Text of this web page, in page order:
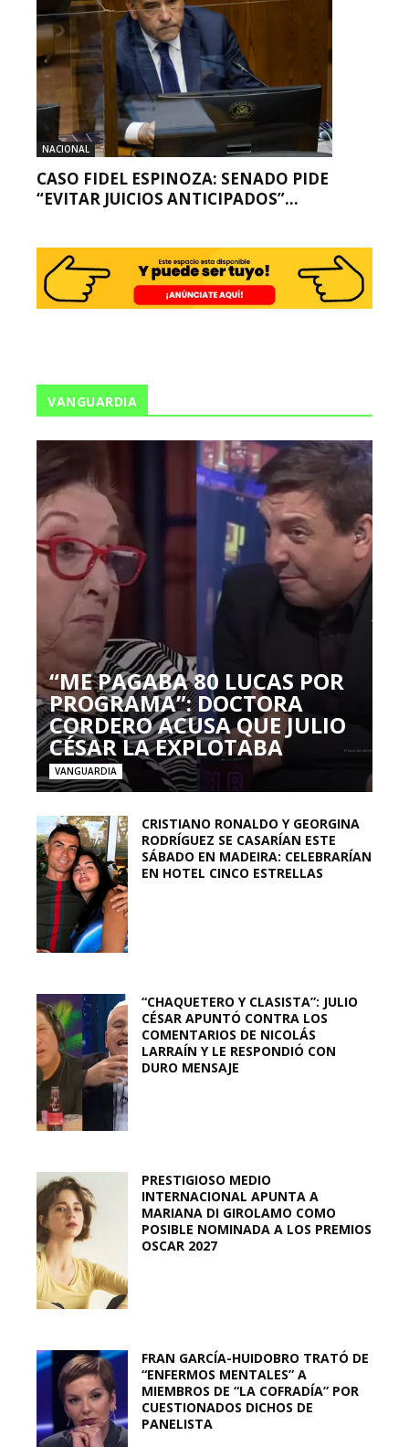
NACIONAL
CASO FIDEL ESPINOZA: SENADO PIDE
“EVITAR JUICIOS ANTICIPADOS”...
VANGUARDIA
“ME PAGABA 80 LUCAS POR
PROGRAMA”: DOCTORA
CORDERO ACUSA QUE JULIO
CÉSAR LA EXPLOTABA
VANGUARDIA
CRISTIANO RONALDO Y GEORGINA
RODRÍGUEZ SE CASARÍAN ESTE
SÁBADO EN MADEIRA: CELEBRARÍAN
EN HOTEL CINCO ESTRELLAS
“CHAQUETERO Y CLASISTA”: JULIO
CÉSAR APUNTÓ CONTRA LOS
COMENTARIOS DE NICOLÁS
LARRAÍN Y LE RESPONDIÓ CON
DURO MENSAJE
PRESTIGIOSO MEDIO
INTERNACIONAL APUNTA A
MARIANA DI GIROLAMO COMO
POSIBLE NOMINADA A LOS PREMIOS
OSCAR 2027
FRAN GARCÍA-HUIDOBRO TRATÓ DE
“ENFERMOS MENTALES” A
MIEMBROS DE “LA COFRADÍA” POR
CUESTIONADOS DICHOS DE
PANELISTA